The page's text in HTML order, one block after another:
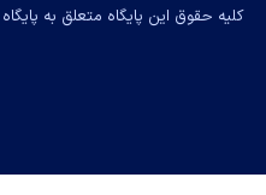
کلیه حقوق این پایگاه متعلق به